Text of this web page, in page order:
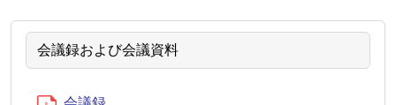
会議録および会議資料